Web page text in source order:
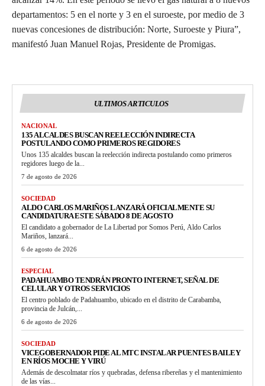
departamentos: 5 en el norte y 3 en el suroeste, por medio de 3
nuevas concesiones de distribución: Norte, Suroeste y Piura”,
manifestó Juan Manuel Rojas, Presidente de Promigas.
ULTIMOS ARTICULOS
NACIONAL
135 ALCALDES BUSCAN REELECCIÓN INDIRECTA
POSTULANDO COMO PRIMEROS REGIDORES
Unos 135 alcaldes buscan la reelección indirecta postulando como primeros
regidores luego de la...
7 de agosto de 2026
SOCIEDAD
ALDO CARLOS MARIÑOS LANZARÁ OFICIALMENTE SU
CANDIDATURA ESTE SÁBADO 8 DE AGOSTO
El candidato a gobernador de La Libertad por Somos Perú, Aldo Carlos
Mariños, lanzará...
6 de agosto de 2026
ESPECIAL
PADAHUAMBO TENDRÁN PRONTO INTERNET, SEÑAL DE
CELULAR Y OTROS SERVICIOS
El centro poblado de Padahuambo, ubicado en el distrito de Carabamba,
provincia de Julcán,...
6 de agosto de 2026
SOCIEDAD
VICEGOBERNADOR PIDE AL MTC INSTALAR PUENTES BAILEY
EN RÍOS MOCHE Y VIRÚ
Además de descolmatar ríos y quebradas, defensa ribereñas y el mantenimiento
de las vías...